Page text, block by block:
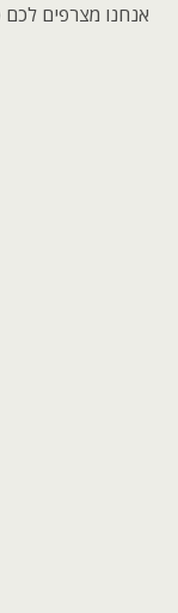
אנחנו מצרפים